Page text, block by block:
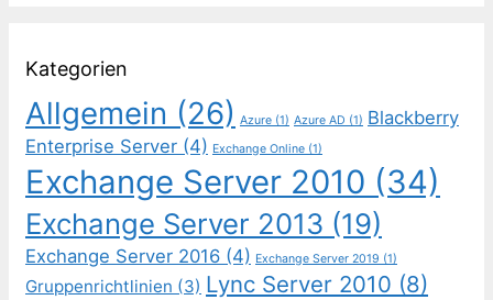
Kategorien
Allgemein (26) Azure (1) Azure AD (1) Blackberry
Enterprise Server (4) Exchange Online (1)
Exchange Server 2010 (34)
Exchange Server 2013 (19)
Exchange Server 2016 (4) Exchange Server 2019 (1)
Gruppenrichtlinien (3) Lync Server 2010 (8)